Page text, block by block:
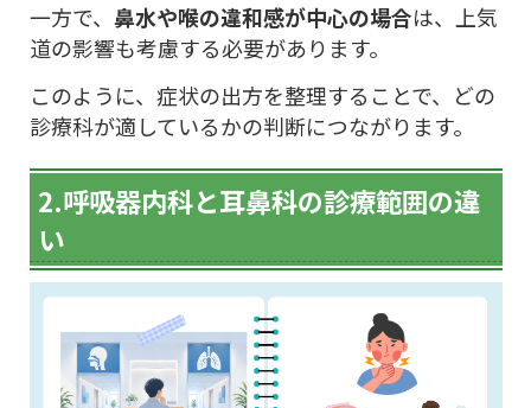
一方で、 鼻水や喉の違和感が中心の場合は、上気
道の影響も考慮する必要があります。
このように、症状の出方を整理することで、どの
診療科が適しているかの判断につながります。
2.呼吸器内科と耳鼻科の診療範囲の違
い